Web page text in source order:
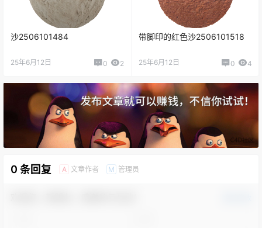
沙2506101484
25年6月12日 0 2
带脚印的红色沙2506101518
25年6月12日 0 4
0 条回复 A 文章作者 M 管理员